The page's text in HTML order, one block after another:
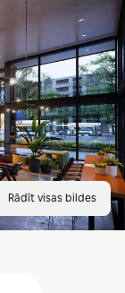
Rādīt visas bildes